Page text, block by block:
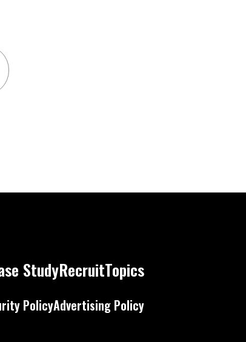
StudyRecruitTopics
PolicyAdvertising Policy